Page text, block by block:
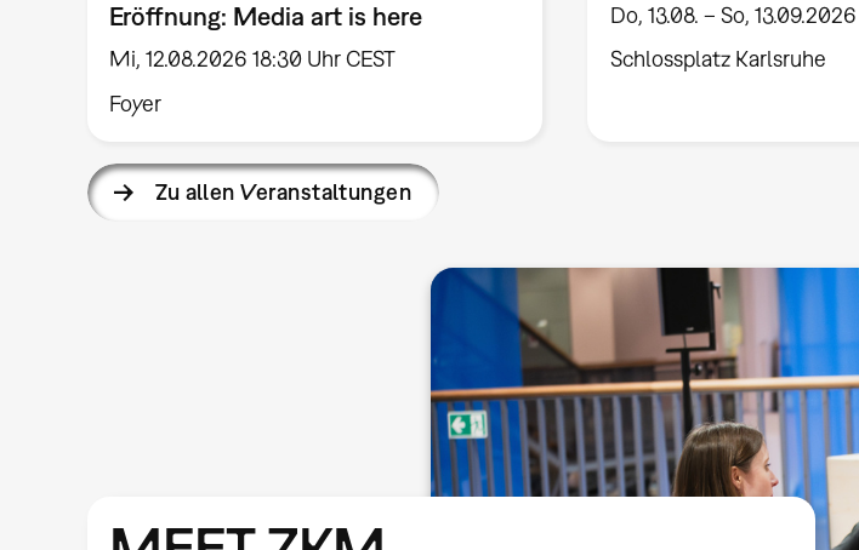
Eröffnung: Media art is here
Mi, 12.08.2026 18:30 Uhr CEST
Foyer
Do, 13.08. – So, 13.09.2026
Schlossplatz Karlsruhe
Zu allen Veranstaltungen